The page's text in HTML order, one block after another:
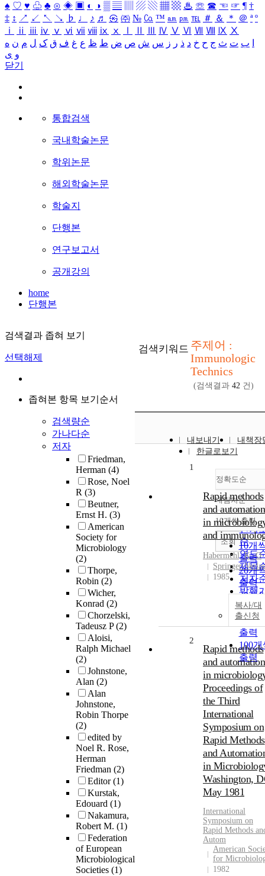
♠ ♡ ♥ ♧ ♣ ⊙ ◈ ▣ ◐ ◑ ▒ ▤ ▨ ▧ ▦ ▩ ♨ ☏ ☎ ☜ ☞ ¶ †
‡ ↕ ↗ ↙ ↖ ↘ ♭ ♩ ♪ ♬ ㉿ ㈜ № ㏇ ™ ㏂ ㏘ ℡ ＃ ＆ ＊ ＠ ª º
ⅰ
ⅱ ⅲ ⅳ ⅴ ⅵ ⅶ ⅷ ⅸ ⅹ Ⅳ Ⅴ Ⅵ Ⅶ Ⅷ Ⅸ Ⅹ
ب ت ث ج ح خ د ذ ر ز س ش ص ض ط ظ ع غ ف ق ک ل م ن ه
و ی
닫기
통합검색
국내학술논문
학위논문
해외학술논문
학술지
단행본
연구보고서
공개강의
home
단행본
검색결과 좁혀 보기
선택해제
좁혀본 항목 보기순서
검색량순
가나다순
저자
Friedman,
Herman (4)
Rose, Noel
R (3)
Beutner,
Ernst H. (3)
American
Society for
Microbiology
(2)
Thorpe,
Robin (2)
Wicher,
Konrad (2)
Chorzelski,
Tadeusz P(2)
Aloisi,
Ralph Michael
(2)
Johnstone,
Alan (2)
Alan
Johnstone,
Robin Thorpe
(2)
edited by
Noel R. Rose,
Herman
Friedman (2)
Editor(1)
Kurstak,
Edouard (1)
Nakamura,
Robert M. (1)
Federation
of European
Microbiological
Societies (1)
검색키워드 주제어 :
Immunologic
Technics
(검색결과 42 건)
내보내기
내책장
한글로보기
정확도순
정확
순
인기
순
연도
제목
저자
발행
관순
내림차순
내림
10개씩 출력
10개
출력
20개
출력
30개
출력
50개
출력
100개
출력
조회
1
Rapid methods
and automation
in
and
Habermehl, K.-O
Springer-
1985
복사/대
출신청
2
Rapid methods
and automation
in
Proceedings of
the Third
International
Symposium on
Rapid Methods
and
in
Washington,
May 1981
International
Symposium on
Rapid Methods
Autom
American
for
1982